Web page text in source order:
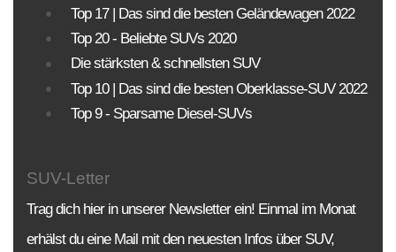
BAUJAHR LAND MARKE
Top 17 | Das sind die besten Geländewagen 2022
Top 20 - Beliebte SUVs 2020
Die stärksten & schnellsten SUV
Top 10 | Das sind die besten Oberklasse-SUV 2022
Top 9 - Sparsame Diesel-SUVs
SUV-Letter
Trag dich hier in unserer Newsletter ein! Einmal im Monat
erhälst du eine Mail mit den neuesten Infos über SUV,